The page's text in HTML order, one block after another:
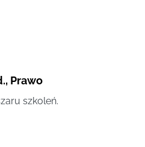
, Prawo
szkoleń.